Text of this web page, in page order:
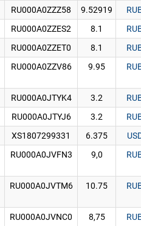
RU000A0ZZZ58 9.52919
RU000A0ZZES2 8.1
RU000A0ZZET0 8.1
RU000A0ZZV86 9.95
RU000A0JTYK4 3.2
RU000A0JTYJ6 3.2
XS1807299331 6.375
RU000A0JVFN3 9,0
RU000A0JVTM6 10.75
RU000A0JVNC0 8,75